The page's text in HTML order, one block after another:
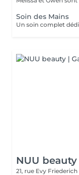
Soin des Mains
NUU
21, rue Evy Friederich